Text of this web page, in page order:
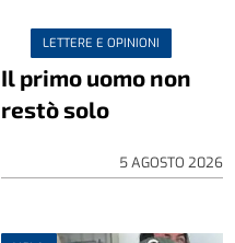
LETTERE E OPINIONI
Il primo uomo non
restò solo
5 AGOSTO 2026